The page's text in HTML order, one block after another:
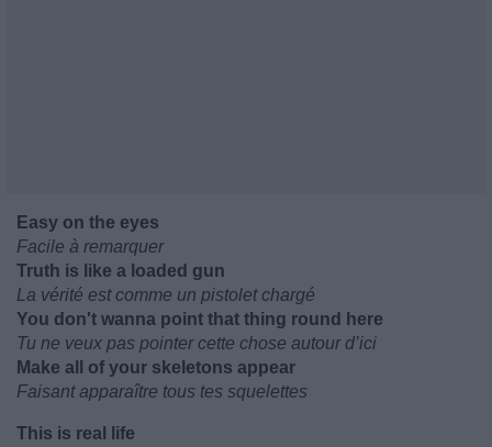
Easy on the eyes
Facile à remarquer
Truth is like a loaded gun
La vérité est comme un pistolet chargé
You don't wanna point that thing round here
Tu ne veux pas pointer cette chose autour d’ici
Make all of your skeletons appear
Faisant apparaître tous tes squelettes
This is real life